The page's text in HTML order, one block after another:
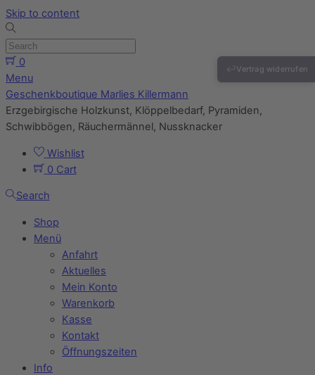
Skip to content
0
Menu
Geschenkboutique Marlies Killermann
Erzgebirgische Holzkunst, Klöppelbedarf, Pyramiden,
Schwibbögen, Räuchermännel, Nussknacker
Wishlist
0 Cart
Search
Shop
Menü
Anfahrt
Aktuelles
Mein Konto
Warenkorb
Kasse
Kontakt
Öffnungszeiten
Info
↩ Vertrag widerrufen